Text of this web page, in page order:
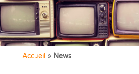
Accueil» News